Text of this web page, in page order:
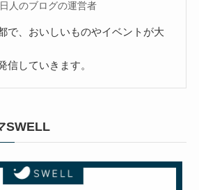
人のブログの運営者
で、おいしいものやイベントが大
信していきます。
SWELL